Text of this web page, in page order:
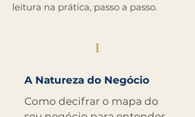
leitura na prática, passo a passo.
I
A Natureza do Negócio
Como decifrar o mapa do